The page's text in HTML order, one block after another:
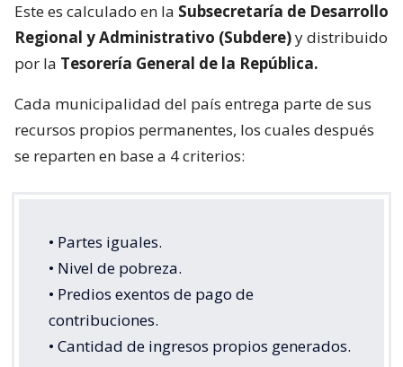
Este es calculado en la Subsecretaría de Desarrollo
Regional y Administrativo (Subdere)y distribuido
por la Tesorería General de la República.
Cada municipalidad del país entrega parte de sus
recursos propios permanentes, los cuales después
se reparten en base a 4 criterios:
• Partes iguales.
• Nivel de pobreza.
• Predios exentos de pago de
contribuciones.
• Cantidad de ingresos propios generados.